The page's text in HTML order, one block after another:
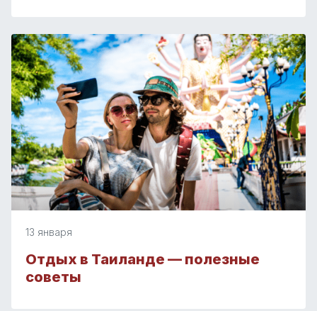
13 января
Отдых в Таиланде — полезные
советы